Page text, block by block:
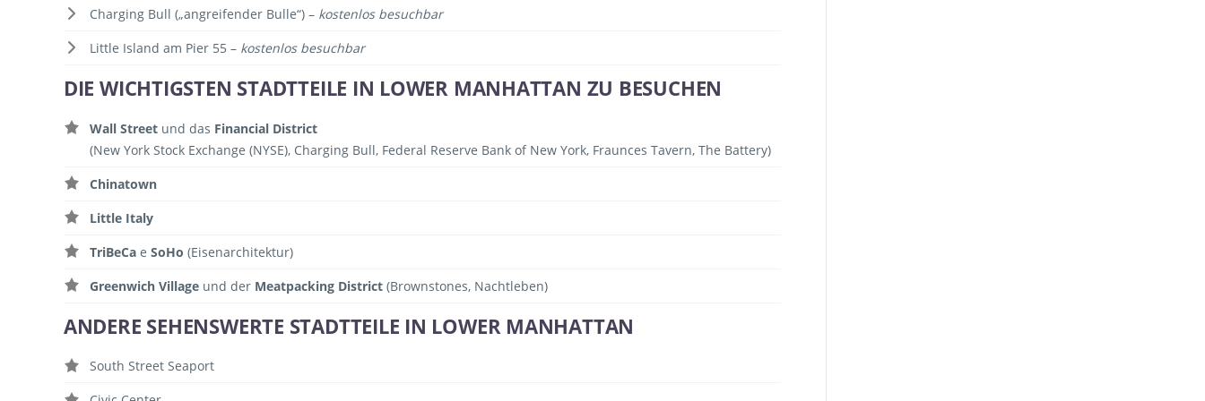
Charging Bull („angreifender Bulle“) – kostenlos besuchbar
Little Island am Pier 55 – kostenlos besuchbar
DIE WICHTIGSTEN STADTTEILE IN LOWER MANHATTAN ZU BESUCHEN
Wall Street und das Financial District
(New York Stock Exchange (NYSE), Charging Bull, Federal Reserve Bank of New York, Fraunces Tavern, The Battery)
Chinatown
Little Italy
TriBeCa e SoHo (Eisenarchitektur)
Greenwich Village und der Meatpacking District (Brownstones, Nachtleben)
ANDERE SEHENSWERTE STADTTEILE IN LOWER MANHATTAN
South Street Seaport